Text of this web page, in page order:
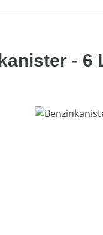
- 6